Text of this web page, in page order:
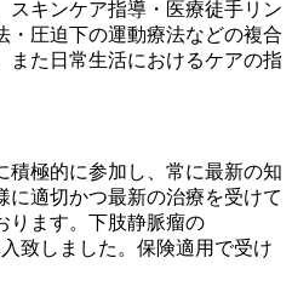
スキンケア指導・医療徒手リン
・圧迫下の運動療法などの複合
また日常生活におけるケアの指
積極的に参加し、常に最新の知
に適切かつ最新の治療を受けて
ります。下肢静脈瘤の
致しました。保険適用で受け